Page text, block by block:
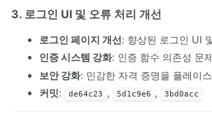
3. 로그인 UI 및 오류 처리 개선
로그인 페이지 개선: 향상된 로그인 UI
인증 시스템 강화: 인증 함수 의존성 문
보안 강화: 민감한 자격 증명을 플레이
커밋: de64c23 , 5d1c9e6 , 3bd0acc